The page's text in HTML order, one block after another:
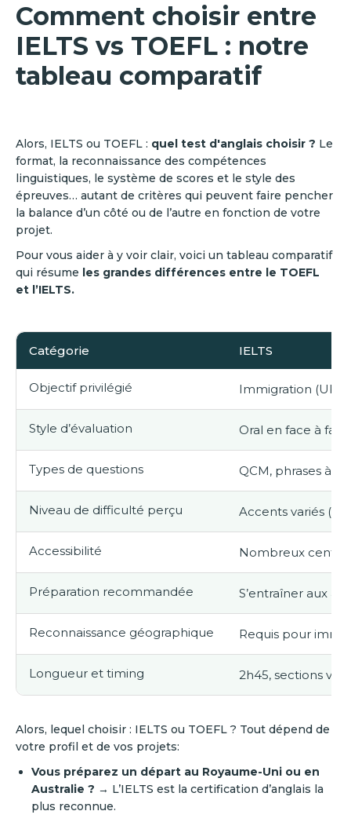
Comment choisir entre
IELTS vs TOEFL : notre
tableau comparatif
Alors, IELTS ou TOEFL : quel test d'anglais choisir ? Le
format, la reconnaissance des compétences
linguistiques, le système de scores et le style des
épreuves… autant de critères qui peuvent faire pencher
la balance d’un côté ou de l’autre en fonction de votre
projet.
Pour vous aider à y voir clair, voici un tableau comparatif
qui résume les grandes différences entre le TOEFL
et l’IELTS.
Catégorie IELTS
Objectif privilégié Immigration (UK,
Style d’évaluation Oral en face à
Types de questions QCM, phrases à
Niveau de difficulté perçu Accents variés
Accessibilité Nombreux
Préparation recommandée S’entraîner aux
Reconnaissance géographique Requis pour
Longueur et timing 2h45, sections
Alors, lequel choisir : IELTS ou TOEFL ? Tout dépend de
votre profil et de vos projets:
Vous préparez un départ au Royaume-Uni ou en
Australie ? → L’IELTS est la certification d’anglais la
plus reconnue.